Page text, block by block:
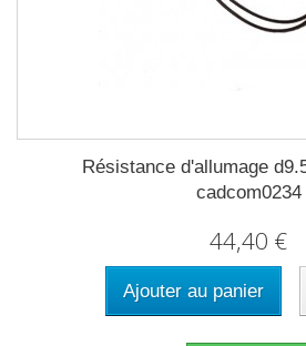
Résistance d'allumage
cadcom0234
44,40 €
Ajouter au panier